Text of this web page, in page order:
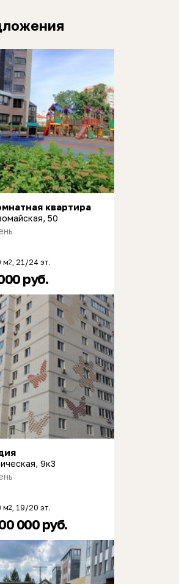
квартира
50
м2 , 21/24 эт.
руб.
9к3
м2 , 19/20 эт.
000 руб.